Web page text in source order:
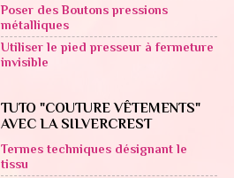
Poser des Boutons pressions
métalliques
Utiliser le pied presseur à fermeture
invisible
TUTO "COUTURE VÊTEMENTS"
AVEC LA SILVERCREST
Termes techniques désignant le
tissu